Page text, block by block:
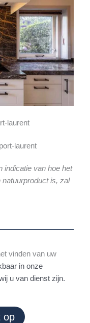
indicatie van hoe het
natuurproduct is, zal
vinden van uw
in onze
u van dienst zijn.
op